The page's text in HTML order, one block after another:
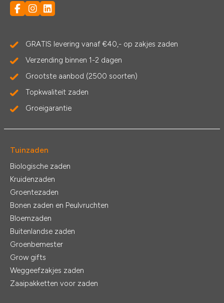
GRATIS levering vanaf €40,- op zakjes zaden
Verzending binnen 1-2 dagen
Grootste aanbod (2500 soorten)
Topkwaliteit zaden
Groeigarantie
Tuinzaden
Biologische zaden
Kruidenzaden
Groentezaden
Bonen zaden en Peulvruchten
Bloemzaden
Buitenlandse zaden
Groenbemester
Grow gifts
Weggeefzakjes zaden
Zaaipakketten voor zaden